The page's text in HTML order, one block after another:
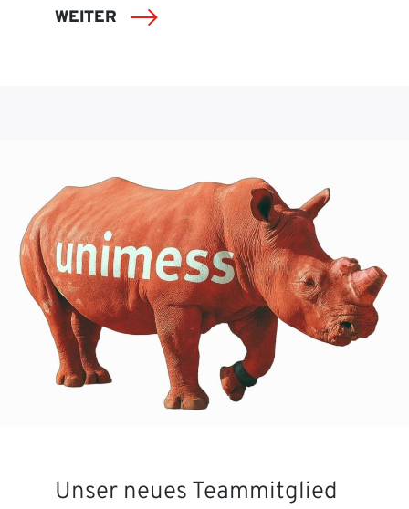
WEITER
Unser neues Teammitglied